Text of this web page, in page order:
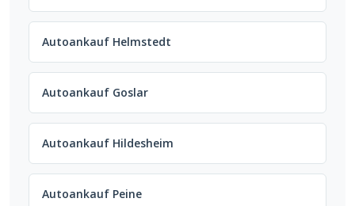
Autoankauf Helmstedt
Autoankauf Goslar
Autoankauf Hildesheim
Autoankauf Peine